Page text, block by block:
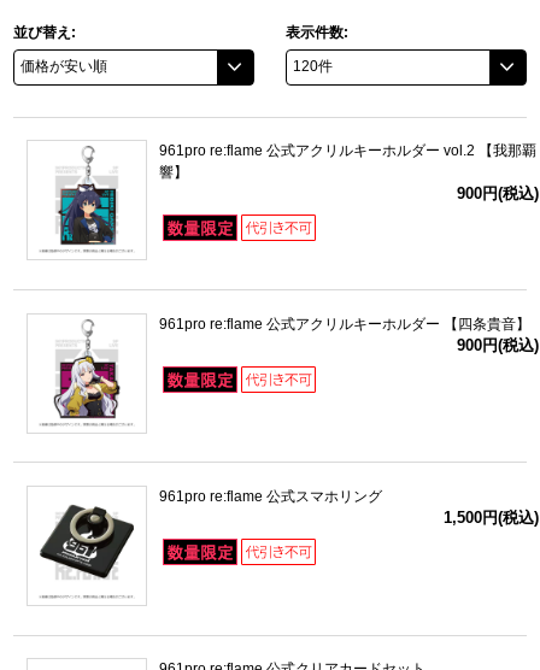
モフモフパレード
並び替え: 表示件数:
961pro re:flame 公式アクリルキーホルダー vol.2 【我那覇
響】
900円(税込)
961pro re:flame 公式アクリルキーホルダー 【四条貴音】
900円(税込)
961pro re:flame 公式スマホリング
1,500円(税込)